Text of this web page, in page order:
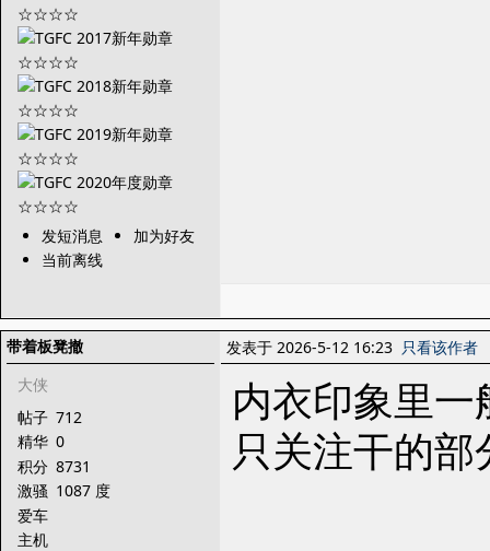
发短消息
加为好友
当前离线
带着板凳撤
大侠
帖子 712
精华 0
积分 8731
激骚 1087 度
爱车
主机
发表于 2026-5-12 16:23 只看该作者
内衣印象里
只关注干的部